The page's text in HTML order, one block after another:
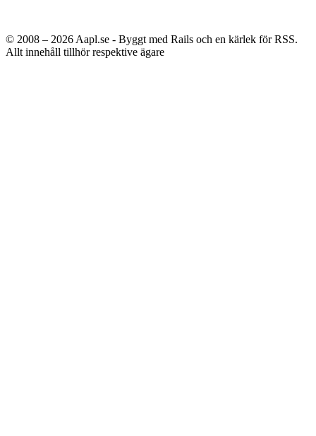
© 2008 – 2026 Aapl.se - Byggt med Rails och en kärlek för RSS.
Allt innehåll tillhör respektive ägare